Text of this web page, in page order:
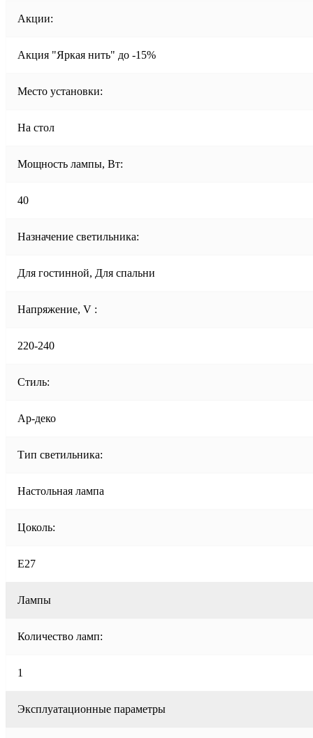
Акции:
Акция "Яркая нить" до -15%
Место установки:
На стол
Мощность лампы, Вт:
40
Назначение светильника:
Для гостинной, Для спальни
Напряжение, V :
220-240
Стиль:
Ар-деко
Тип светильника:
Настольная лампа
Цоколь:
E27
Лампы
Количество ламп:
1
Эксплуатационные параметры